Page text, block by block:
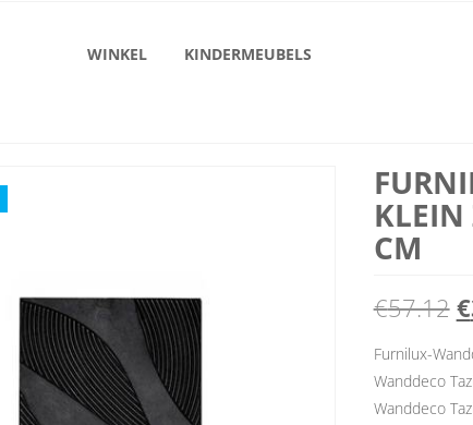
WINKEL KINDERMEUBELS
KLEIN
CM
€57.12 €
Furnilux-
Wanddeco
Wanddeco